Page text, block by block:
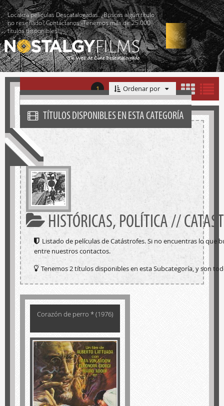
Localiza películas Descatalogadas. ¿Buscas algún título
no reseñado? Contáctanos -Tenemos más de 25.000
títulos disponibles!
1 Ordenar por
TÍTULOS DISPONIBLES EN ESTA CATEGORÍA
HISTÓRICAS, POLÍTICA //
Listado de películas de Catástrofes. Si no encuentras lo
entre nuestros contactos.
Tenemos 2 títulos disponibles en esta Subcategoría, y son
Corazón de perro * (1976)